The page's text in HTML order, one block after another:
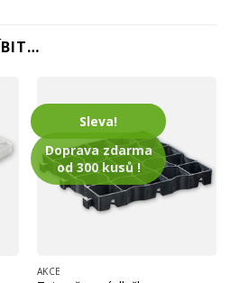
Sleva!
Doprava zdarma
od 300 kusů !
AKCE